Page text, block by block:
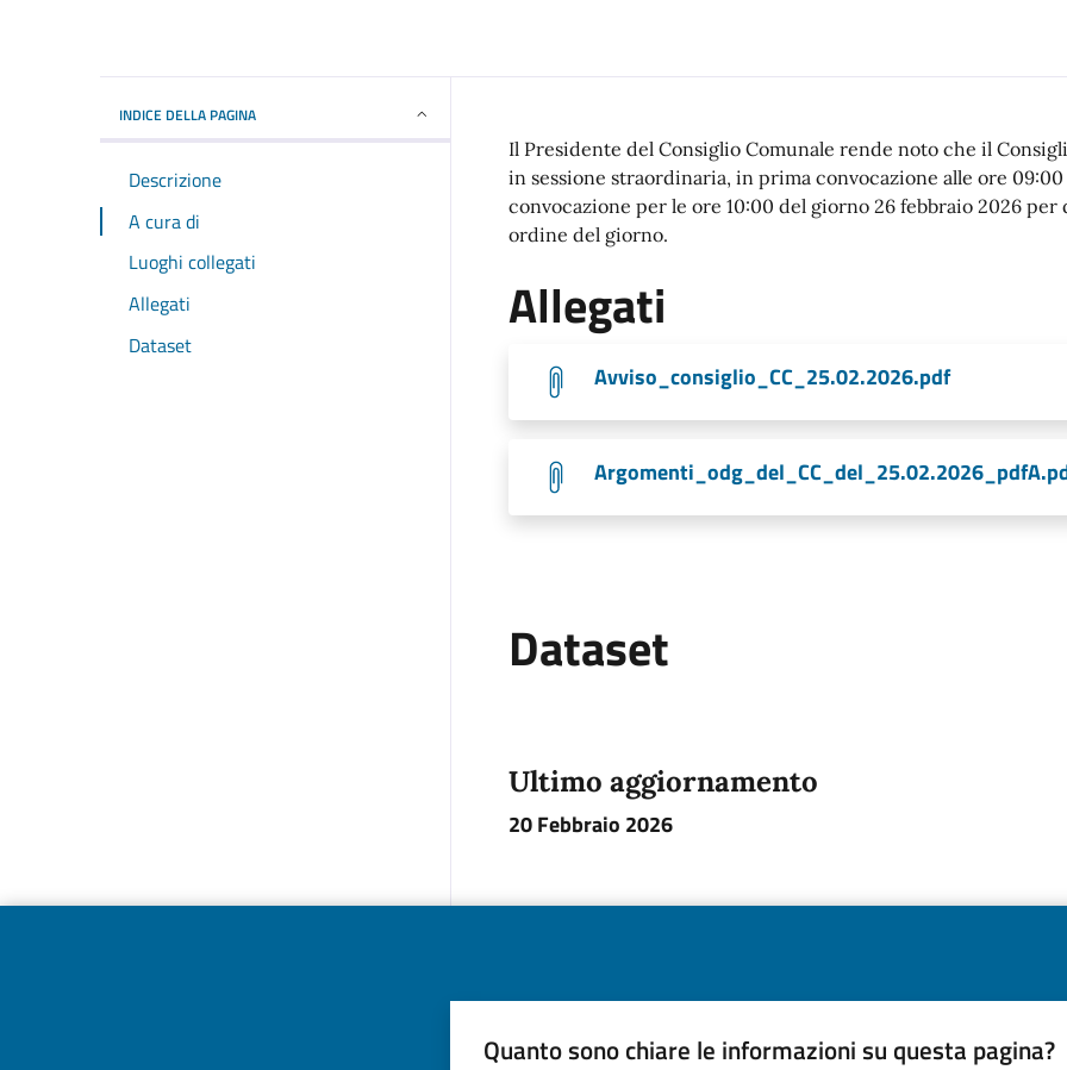
INDICE DELLA PAGINA
Descrizione
A cura di
Luoghi collegati
Allegati
Dataset
Il Presidente del Consiglio Comunale rende noto che il
in sessione straordinaria, in prima convocazione alle ore
convocazione per le ore 10:00 del giorno 26 febbraio 2026
ordine del giorno.
Allegati
Avviso_consiglio_CC_25.02.2026.pdf
Dataset
Ultimo aggiornamento
20 Febbraio 2026
Quanto sono chiare le informazioni su questa pagina?